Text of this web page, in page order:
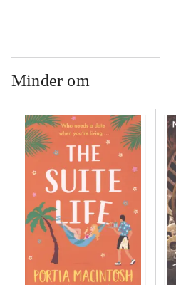
Minder om